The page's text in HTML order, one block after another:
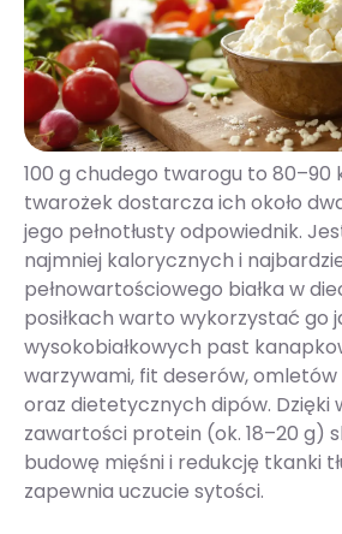
100 g chudego twarogu to 80–90
twarożek dostarcza ich około
jego pełnotłusty odpowiednik.
najmniej kalorycznych i
pełnowartościowego białka w
posiłkach warto wykorzystać go
wysokobiałkowych past
warzywami, fit deserów,
oraz dietetycznych dipów. Dzięki
zawartości protein (ok. 18–20 g)
budowę mięśni i redukcję tkanki
zapewnia uczucie sytości.